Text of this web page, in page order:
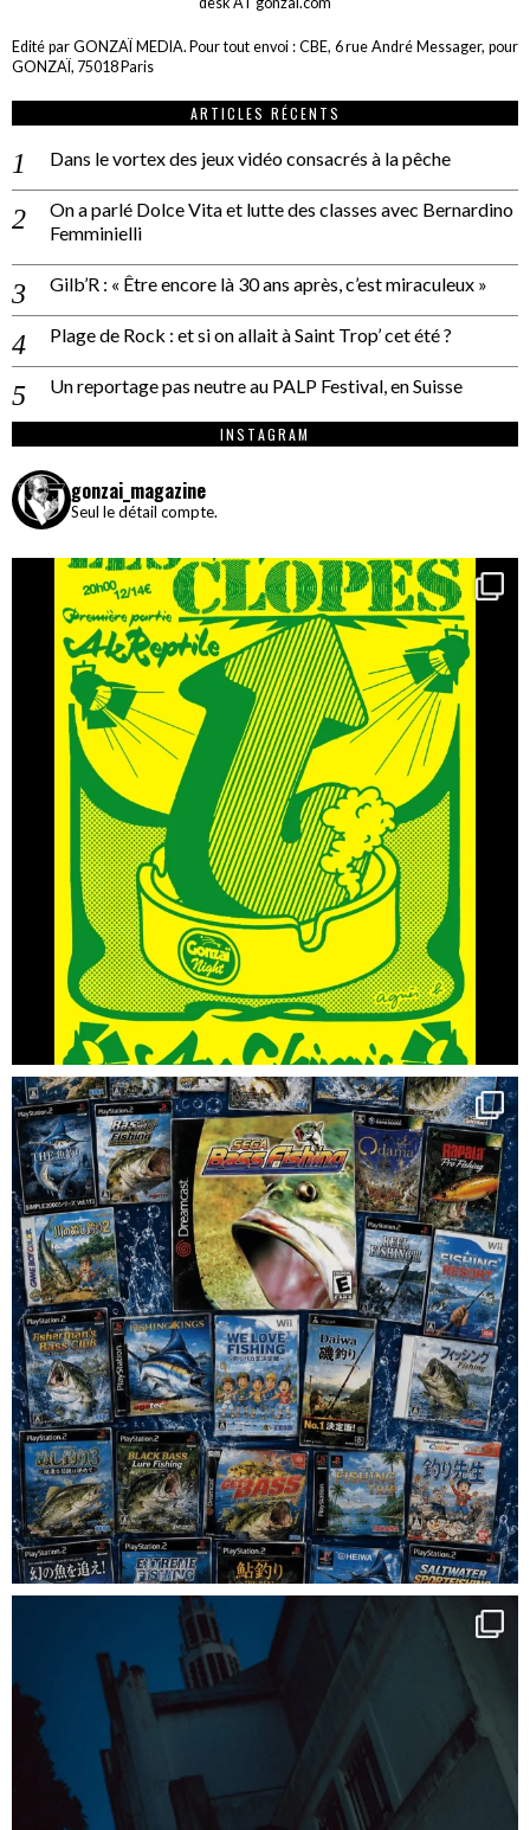
Edité par GONZAÏ MEDIA. Pour tout envoi : CBE, 6 rue André Messager, pour
GONZAÏ, 75018 Paris
ARTICLES RÉCENTS
Dans le vortex des jeux vidéo consacrés à la pêche
On a parlé Dolce Vita et lutte des classes avec Bernardino
Femminielli
Gilb’R : « Être encore là 30 ans après, c’est miraculeux »
Plage de Rock : et si on allait à Saint Trop’ cet été ?
Un reportage pas neutre au PALP Festival, en Suisse
INSTAGRAM
gonzai_magazine
Seul le détail compte.